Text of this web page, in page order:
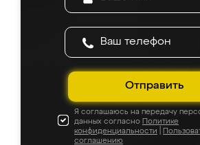
Отправить
Я соглашаюсь на передачу
данных согласно Политике
конфиденциальности
соглашению